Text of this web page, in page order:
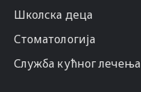
Школска деца
Стоматологија
Служба кућног лечења